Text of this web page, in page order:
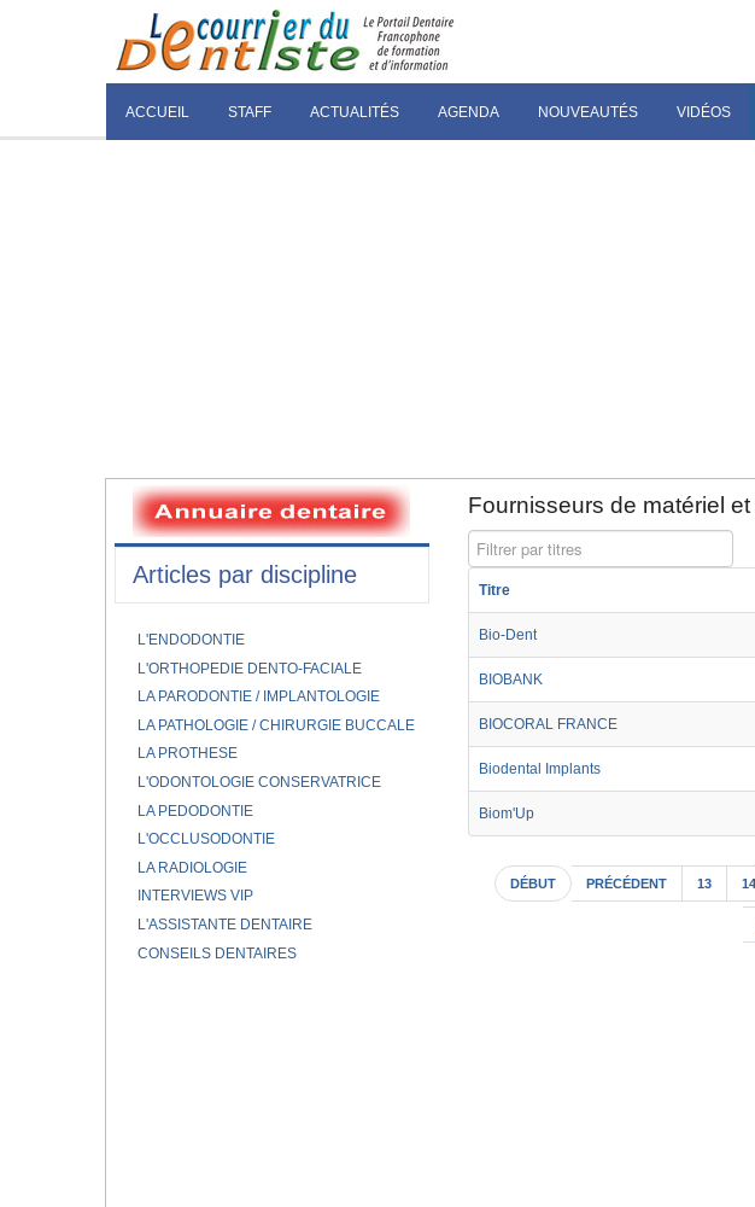
ACCUEIL STAFF ACTUALITÉS AGENDA NOUVEAUTÉS VIDÉOS
Fournisseurs de matériel
Filtrer par titres
Titre
Bio-Dent
BIOBANK
BIOCORAL FRANCE
Biodental Implants
Biom'Up
DÉBUT PRÉCÉDENT 13 14
Articles par discipline
L'ENDODONTIE
L'ORTHOPEDIE DENTO-FACIALE
LA PARODONTIE / IMPLANTOLOGIE
LA PATHOLOGIE / CHIRURGIE BUCCALE
LA PROTHESE
L'ODONTOLOGIE CONSERVATRICE
LA PEDODONTIE
L'OCCLUSODONTIE
LA RADIOLOGIE
INTERVIEWS VIP
L'ASSISTANTE DENTAIRE
CONSEILS DENTAIRES